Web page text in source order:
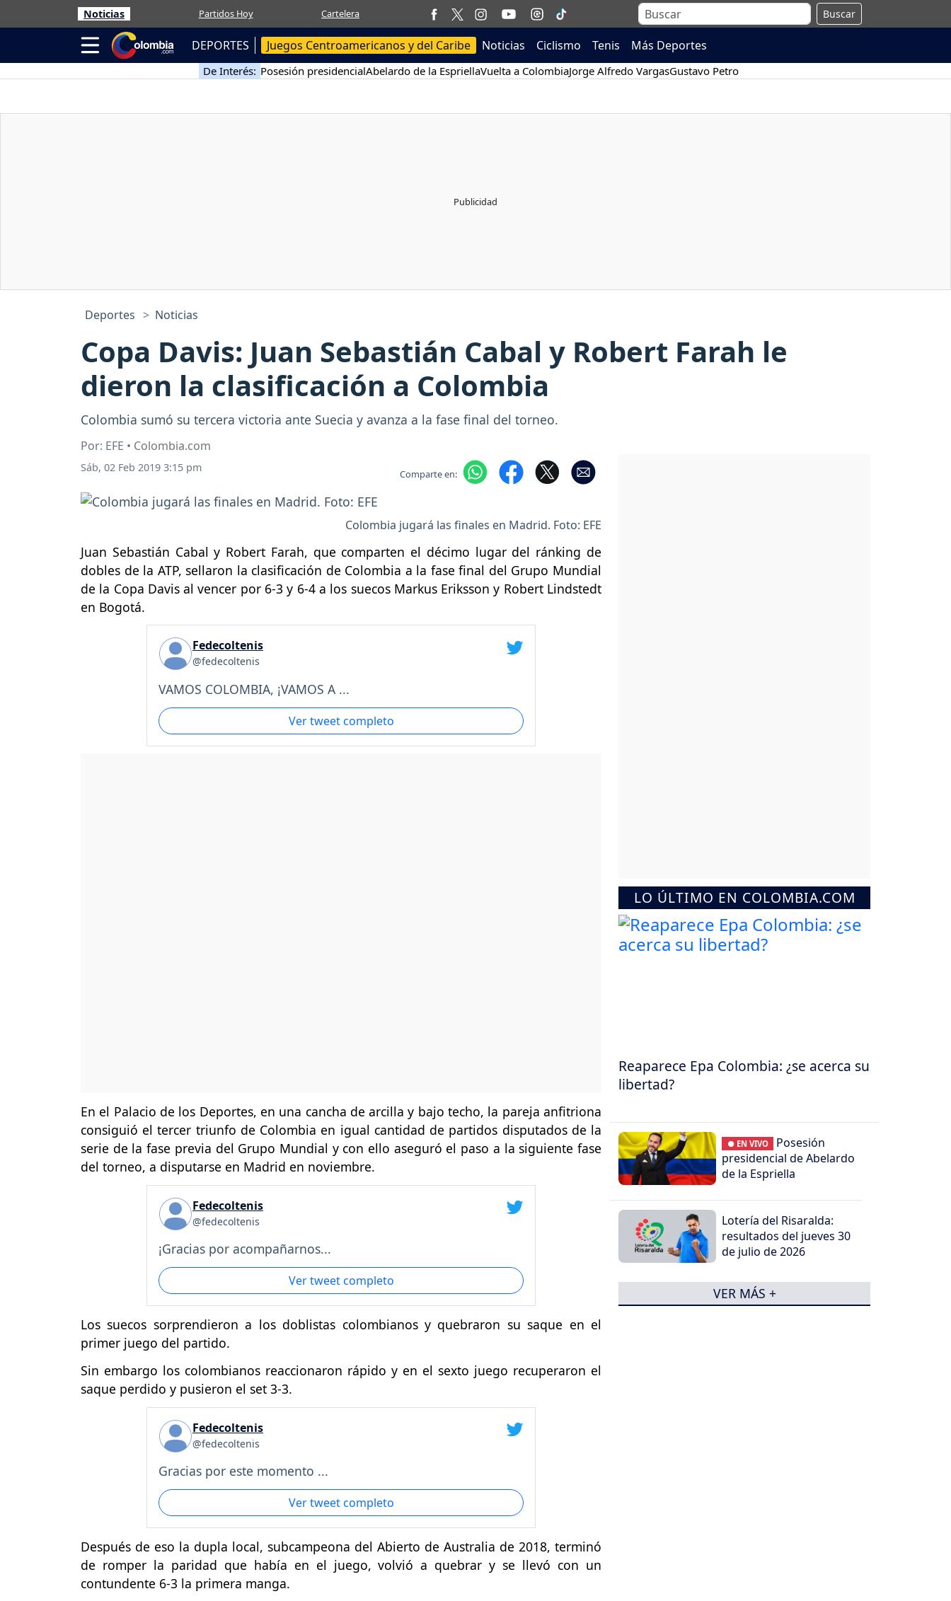
Noticias Partidos Hoy Cartelera Buscar
DEPORTES Juegos Centroamericanos y del Caribe Noticias Ciclismo Tenis Más Deportes
De Interés: Posesión presidencialAbelardo de la EspriellaVuelta a ColombiaJorge Alfredo VargasGustavo Petro
Deportes Noticias
Copa Davis: Juan Sebastián Cabal y Robert Farah le
dieron la clasificación a Colombia
Colombia sumó su tercera victoria ante Suecia y avanza a la fase final del torneo.
Por: EFE • Colombia.com
Sáb, 02 Feb 2019 3:15 pm Comparte en:
Colombia jugará las finales en Madrid. Foto: EFE
Juan Sebastián Cabal y Robert Farah, que comparten el décimo lugar del ránking de
dobles de la ATP, sellaron la clasificación de Colombia a la fase final del Grupo Mundial
de la Copa Davis al vencer por 6-3 y 6-4 a los suecos Markus Eriksson y Robert Lindstedt
en Bogotá.
Fedecoltenis
@fedecoltenis
VAMOS COLOMBIA, ¡VAMOS A ...
Ver tweet completo
En el Palacio de los Deportes, en una cancha de arcilla y bajo techo, la pareja anfitriona
consiguió el tercer triunfo de Colombia en igual cantidad de partidos disputados de la
serie de la fase previa del Grupo Mundial y con ello aseguró el paso a la siguiente fase
del torneo, a disputarse en Madrid en noviembre.
Fedecoltenis
@fedecoltenis
¡Gracias por acompañarnos...
Ver tweet completo
Los suecos sorprendieron a los doblistas colombianos y quebraron su saque en el
primer juego del partido.
Sin embargo los colombianos reaccionaron rápido y en el sexto juego recuperaron el
saque perdido y pusieron el set 3-3.
Fedecoltenis
@fedecoltenis
Gracias por este momento ...
Ver tweet completo
Después de eso la dupla local, subcampeona del Abierto de Australia de 2018, terminó
de romper la paridad que había en el juego, volvió a quebrar y se llevó con un
contundente 6-3 la primera manga.
LO ÚLTIMO EN COLOMBIA.COM
Reaparece Epa Colombia: ¿se acerca su
libertad?
● EN VIVO
Posesión
presidencial de Abelardo
de la Espriella
Lotería del Risaralda:
resultados del jueves 30
de julio de 2026
VER MÁS +